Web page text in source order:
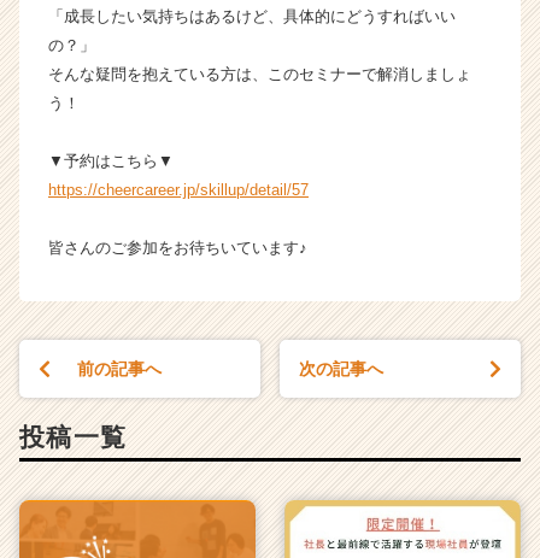
サ
ト
リ
（C
r
a
r）
「成長したい気持ちはあるけど、具体的にどうすればいい
の？」
そんな疑問を抱えている方は、このセミナーで解消しましょ
う！
▼予約はこちら▼
https://cheercareer.jp/skillup/detail/57
皆さんのご参加をお待ちいています♪
前の記事へ 次の記事へ
投稿一覧